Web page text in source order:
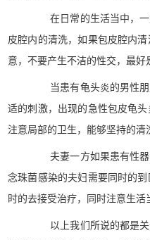
在日常的生活当中，一
皮腔内的清洗，如果包皮腔内
意，不要产生不洁的性交，最好
当患有龟头炎的男性朋
适的刺激，出现的急性包皮龟
注意局部的卫生，能够坚持的清
夫妻一方如果患有性器
念珠菌感染的夫妇需要同时的
时的去接受治疗，同时注意生活
以上我们所说的都是关